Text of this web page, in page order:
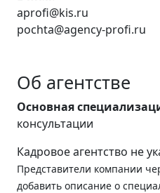
aprofi@kis.ru
pochta@agency-profi.ru
Об агентстве
Основная
консультации
Кадровое агентство не
Представители компании
добавить описание о